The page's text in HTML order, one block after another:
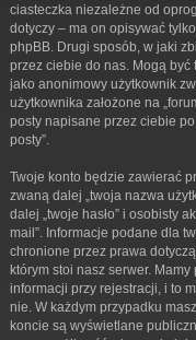
ciasteczka niezależne od
dotyczy – ma on opisywać
phpBB. Drugi sposób, w jaki
przez ciebie do nas. Mogą
jako anonimowy użytkownik
użytkownika założone na
posty napisane przez ciebie
posty”.
Twoje konto będzie zawierać
zwaną dalej „twoja nazwa
dalej „twoje hasło” i osobisty
mail”. Informacje podane dla
chronione przez prawa
którym stoi nasz serwer.
informacji przy rejestracji, i to
nie. W każdym przypadku
koncie są wyświetlane